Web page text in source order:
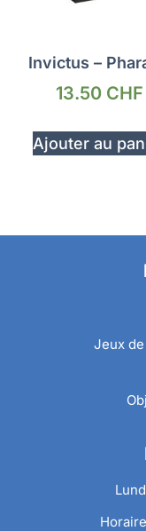
Invictus –
13.50 CHF
Ajouter au
Jeux